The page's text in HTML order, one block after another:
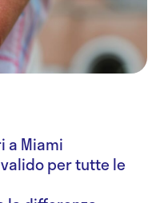
a Miami
valido per tutte le